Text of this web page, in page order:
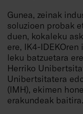
Gunea, zeinak
soluzioen probak
duen, kokaleku
ere, IK4-
leku batzuetara
Herriko
Unibertsitatera
(IMH), ekimen
erakundeak baitira.